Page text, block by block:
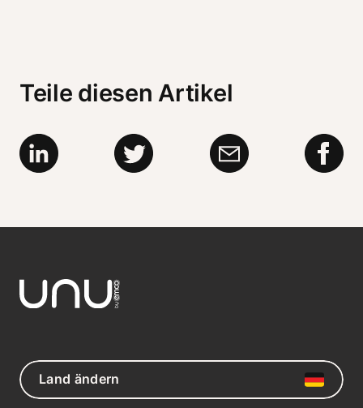
Teile diesen Artikel
Land ändern